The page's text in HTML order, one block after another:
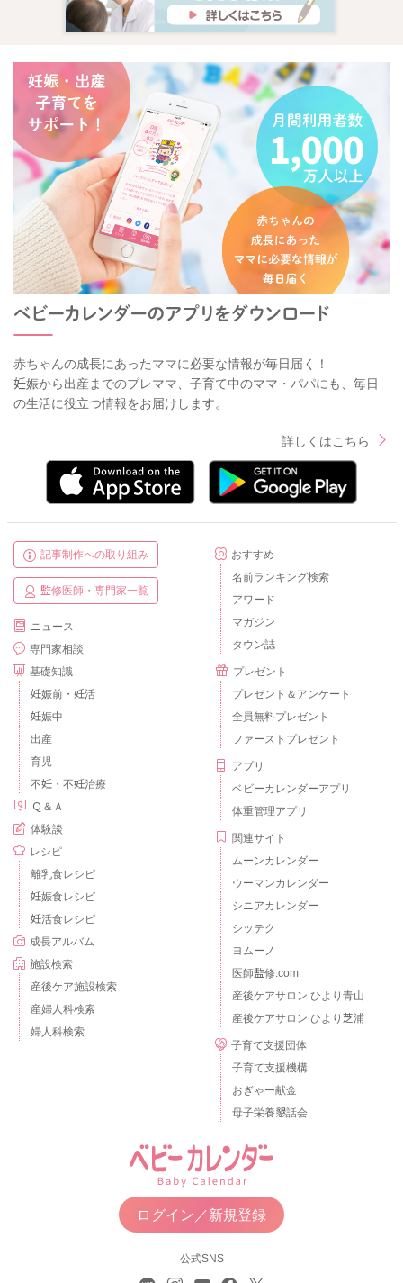
赤ちゃんの成長にあったママに必要な情報が毎日届く！
妊娠から出産までのプレママ、子育て中のママ・パパにも、毎日
の生活に役立つ情報をお届けします。
詳しくはこちら
記事制作への取り組み
監修医師・専門家一覧
ニュース
専門家相談
基礎知識
妊娠前・妊活
妊娠中
出産
育児
不妊・不妊治療
Ｑ＆Ａ
体験談
レシピ
離乳食レシピ
妊娠食レシピ
妊活食レシピ
成長アルバム
施設検索
産後ケア施設検索
産婦人科検索
婦人科検索
おすすめ
名前ランキング検索
アワード
マガジン
タウン誌
プレゼント
プレゼント＆アンケート
全員無料プレゼント
ファーストプレゼント
アプリ
ベビーカレンダーアプリ
体重管理アプリ
関連サイト
ムーンカレンダー
ウーマンカレンダー
シニアカレンダー
シッテク
ヨムーノ
医師監修.com
産後ケアサロン ひより青山
産後ケアサロン ひより芝浦
子育て支援団体
子育て支援機構
おぎゃー献金
母子栄養懇話会
ログイン／新規登録
公式SNS